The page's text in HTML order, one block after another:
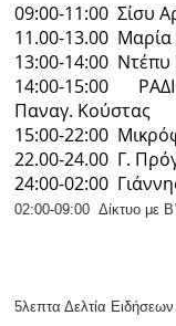
Πολιτισμός
09:00-11:00 Σίσυ
11.00-13.00 Μαρία
13:00-14:00 Ντέπυ
14:00-15:00
Παναγ. Κούστας
15:00-22:00
22.00-24.00 Γ.
24:00-02:00
02:00-09:00 Δίκτυο με
5λεπτα Δελτία